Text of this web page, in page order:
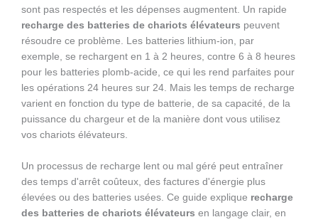
sont pas respectés et les dépenses augmentent. Un rapide
recharge des batteries de chariots élévateurs peuvent
résoudre ce problème. Les batteries lithium-ion, par
exemple, se rechargent en 1 à 2 heures, contre 6 à 8 heures
pour les batteries plomb-acide, ce qui les rend parfaites pour
les opérations 24 heures sur 24. Mais les temps de recharge
varient en fonction du type de batterie, de sa capacité, de la
puissance du chargeur et de la manière dont vous utilisez
vos chariots élévateurs.
Un processus de recharge lent ou mal géré peut entraîner
des temps d'arrêt coûteux, des factures d'énergie plus
élevées ou des batteries usées. Ce guide explique recharge
des batteries de chariots élévateurs en langage clair, en